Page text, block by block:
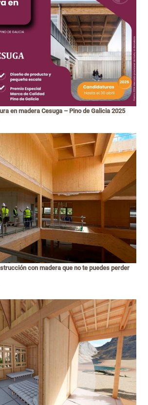
en madera Cesuga – Pino de Galicia 2025
con madera que no te puedes perder